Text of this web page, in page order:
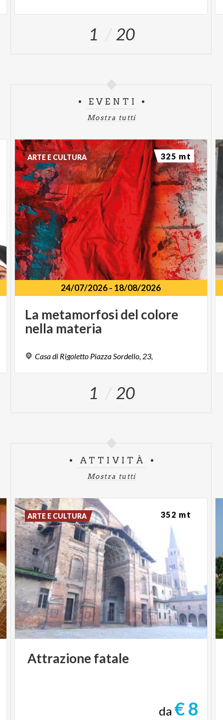
1 20
EVENTI
Mostra tutti
24/07/2026- 18/08/2026
La metamorfosi del colore
nella materia
Casadi Rigoletto Piazza Sordello, 23,
ARTE E CULTURA 325 mt
1 20
ATTIVITÀ
Mostra tutti
Attrazionefatale
da € 8
ARTE E CULTURA 352 mt